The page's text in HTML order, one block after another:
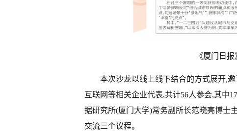
《厦门日
本次沙龙以线上线下结合的方式展开,
互联网等相关企业代表,共计56人参会,其中
据研究所(厦门大学)常务副所长范晓亮博士
交流三个议程。